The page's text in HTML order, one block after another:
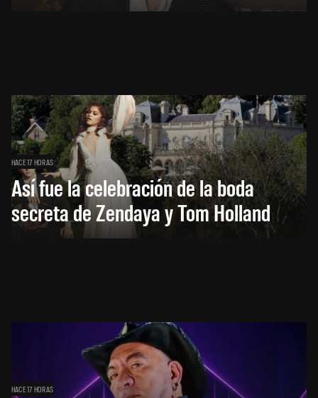
HACE 17 HORAS
Así fue la celebración de la boda
secreta de Zendaya y Tom Holland
HACE 17 HORAS